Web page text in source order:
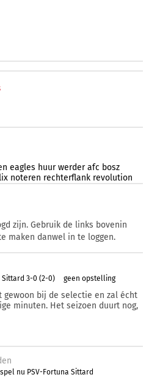
eagles huur werder afc bosz
noteren rechterflank revolution
zijn. Gebruik de links bovenin
maken danwel in te loggen.
Sittard 3-0 (2-0) geen opstelling
gewoon bij de selectie en zal écht
minuten. Het seizoen duurt nog,
nu PSV-Fortuna Sittard